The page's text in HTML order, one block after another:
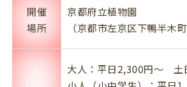
開催
場所
京都府立植物園
（京都市左京区下鴨半木町
大人：平日2,300円～ 土